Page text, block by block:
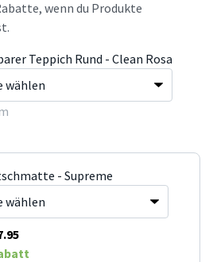
wenn du Produkte
Teppich Rund - Clean Rosa
- Supreme